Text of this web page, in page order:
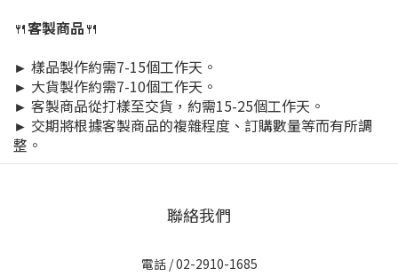
🍴客製商品🍴
► 樣品製作約需7-15個工作天。
► 大貨製作約需7-10個工作天。
► 客製商品從打樣至交貨，約需15-25個工作天。
► 交期將根據客製商品的複雜程度、訂購數量等而有所調
整。
聯絡我們
電話 / 02-2910-1685